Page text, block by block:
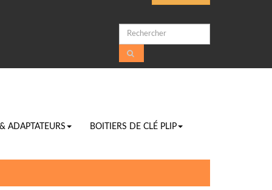
ADAPTATEURS BOITIERS DE CLÉ PLIP